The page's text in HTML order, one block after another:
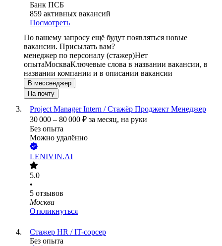
Банк ПСБ
859 активных вакансий
Посмотреть
По вашему запросу ещё будут появляться новые
вакансии. Присылать вам?
менеджер по персоналу (стажер)Нет
опытаМоскваКлючевые слова в названии вакансии, в
названии компании и в описании вакансии
В мессенджер
На почту
Project Manager Intern / Стажёр Проджект Менеджер
30 000 – 80 000 ₽ за месяц, на руки
Без опыта
Можно удалённо
LENIVIN.AI
5.0
•
5 отзывов
Москва
Откликнуться
Стажер HR / IT-сорсер
Без опыта